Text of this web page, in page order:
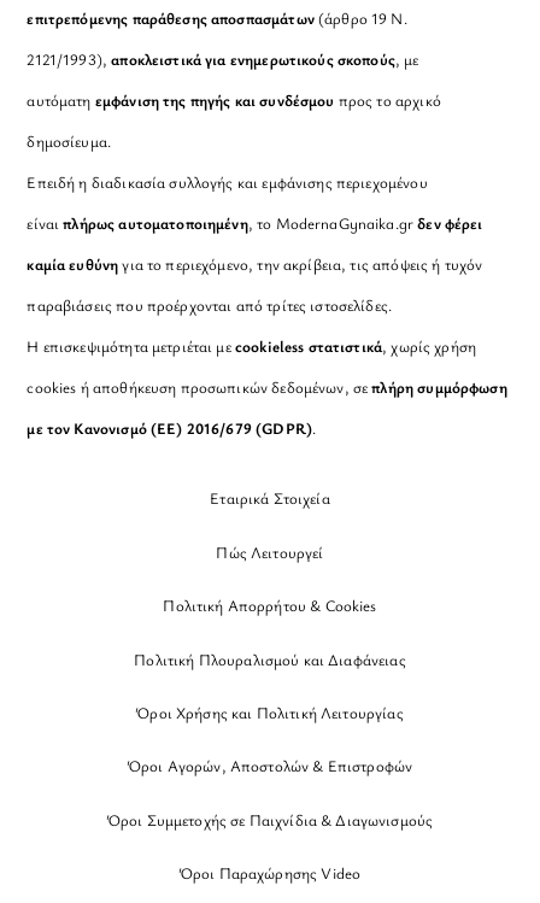
επιτρεπόμενης παράθεσης αποσπασμάτων(άρθρο 19 Ν.
2121/1993), αποκλειστικά για ενημερωτικούς σκοπούς, με
αυτόματη εμφάνιση της πηγής και συνδέσμου προς το αρχικό
δημοσίευμα.
Επειδή η διαδικασία συλλογής και εμφάνισης περιεχομένου
είναιπλήρως αυτοματοποιημένη, το ModernaGynaika.grδεν φέρει
καμία ευθύνηγια το περιεχόμενο, την ακρίβεια, τις απόψεις ή τυχόν
παραβιάσεις που προέρχονται από τρίτες ιστοσελίδες.
Η επισκεψιμότητα μετριέται μεcookieless στατιστικά, χωρίς χρήση
cookies ή αποθήκευση προσωπικών δεδομένων, σεπλήρη συμμόρφωση
με τον Κανονισμό (ΕΕ) 2016/679 (GDPR).
Εταιρικά Στοιχεία
Πώς Λειτουργεί
Πολιτική Απορρήτου & Cookies
Πολιτική Πλουραλισμού και Διαφάνειας
Όροι Χρήσης και Πολιτική Λειτουργίας
Όροι Αγορών, Αποστολών & Επιστροφών
Όροι Συμμετοχής σε Παιχνίδια & Διαγωνισμούς
Όροι Παραχώρησης Video